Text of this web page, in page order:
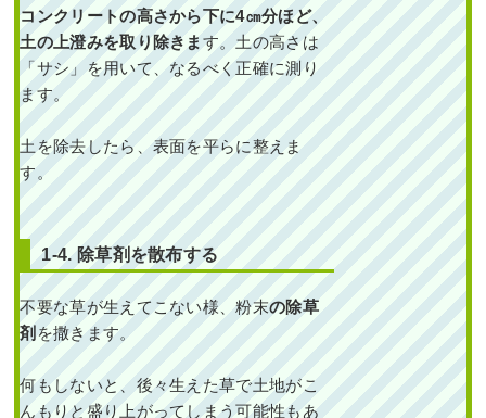
作業前 作業後 新築の家の植え
込みにヤマ ...
続きを読む
ヤマボウシ ,オタフクナンテン,常緑
雑草対策・ヒメシャリ
ンバイとオタフクナン
テンの植栽をした事例
コンクリートの高さから下に4㎝分ほど、
土の上澄みを取り除きま す。土の高さは
「サシ」を用いて、なるべく正確に測り
ます。
土を除去したら、表面を平らに整えま
す。
1-4. 除草剤を散布する
不要な草が生えてこない様、粉末の除草
剤 を撒きます。
何もしないと、後々生えた草で土地がこ
んもりと盛り上がってしまう可能性もあ